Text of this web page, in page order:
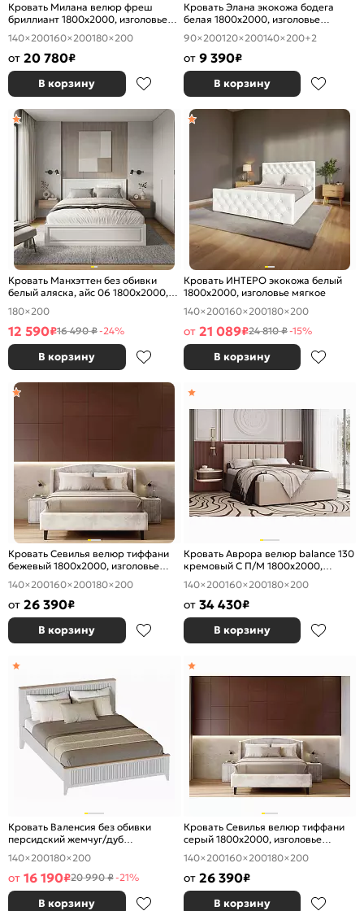
Кровать Милана велюр фреш
бриллиант 1800x2000, изголовье
мягкое
140×200160×200180×200
от 20 780₽
В корзину
Кровать Элана экокожа бодега
белая 1800x2000, изголовье
мягкое
90×200120×200140×200+2
от 9 390₽
В корзину
Кровать Манхэттен без обивки
белый аляска, айс 06 1800x2000,
без ортопедического основания,
изголовье жесткое
180×200
12 590₽16 490 ₽-24%
В корзину
Кровать ИНТЕРО экокожа белый
1800x2000, изголовье мягкое
140×200160×200180×200
от 21 089₽24 810 ₽-15%
В корзину
Кровать Севилья велюр тиффани
бежевый 1800x2000, изголовье
мягкое
140×200160×200180×200
от 26 390₽
В корзину
Кровать Аврора велюр balance 130
кремовый С П/М 1800x2000,
изголовье мягкое
140×200160×200180×200
от 34 430₽
В корзину
Кровать Валенсия без обивки
персидский жемчуг/дуб
натуральный светлый без П/М
1800x2000, ортопедическое
основание, изголовье жесткое
140×200180×200
от 16 190₽20 990 ₽-21%
В корзину
Кровать Севилья велюр тиффани
серый 1800x2000, изголовье
мягкое
140×200160×200180×200
от 26 390₽
В корзину